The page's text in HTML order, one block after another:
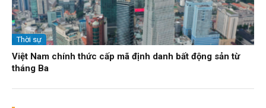
Thời sự
Việt Nam chính thức cấp mã định danh bất động sản từ
tháng Ba